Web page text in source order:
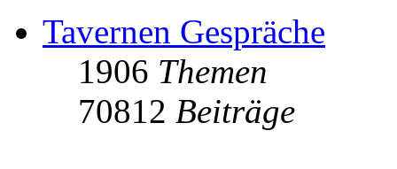
Tavernen Gespräche
1906 Themen
70812 Beiträge